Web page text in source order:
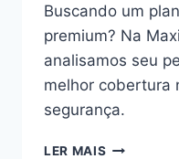
Buscando um
premium? Na
analisamos seu
melhor cobertura
segurança.
LER MAIS CONHEÇA